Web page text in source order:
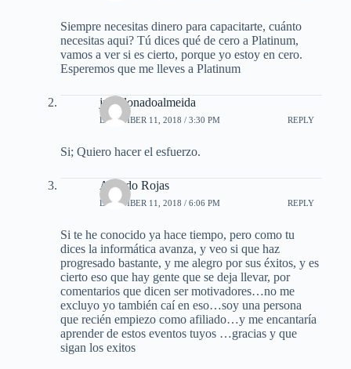
Siempre necesitas dinero para capacitarte, cuánto
necesitas aqui? Tú dices qué de cero a Platinum,
vamos a ver si es cierto, porque yo estoy en cero.
Esperemos que me lleves a Platinum
jmaldonadoalmeida
DECEMBER 11, 2018 / 3:30 PM REPLY
Si; Quiero hacer el esfuerzo.
Alfredo Rojas
DECEMBER 11, 2018 / 6:06 PM REPLY
Si te he conocido ya hace tiempo, pero como tu
dices la informática avanza, y veo si que haz
progresado bastante, y me alegro por sus éxitos, y es
cierto eso que hay gente que se deja llevar, por
comentarios que dicen ser motivadores…no me
excluyo yo también caí en eso…soy una persona
que recién empiezo como afiliado…y me encantaría
aprender de estos eventos tuyos …gracias y que
sigan los exitos